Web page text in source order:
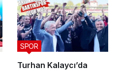
Turhan Kalaycı’da
SPOR